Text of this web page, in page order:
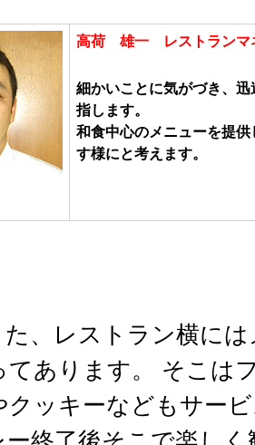
高荷 雄一 レストランマ
細かいことに気がづき、
指します。
和食中心のメニューを提
す様にと考えます。
た、レストラン横に
てあります。 そこは
クッキーなどもサー